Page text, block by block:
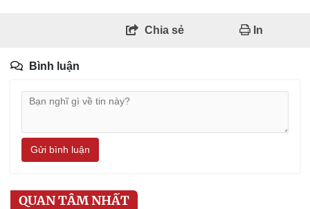
Chia sẻ In
Bình luận
Gửi bình luận
QUAN TÂM NHẤT